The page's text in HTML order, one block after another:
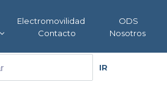
Electromovilidad
ODS
Contacto
Nosotros
IR